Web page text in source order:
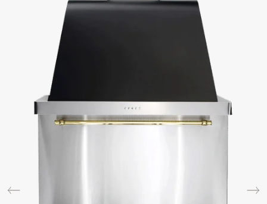
Angebote des Monats entdecken →